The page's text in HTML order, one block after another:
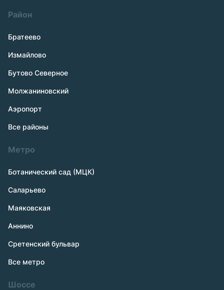
Район
Братеево
Измайлово
Бутово Северное
Молжаниновский
Аэропорт
Все районы
Метро
Ботанический сад (МЦК)
Саларьево
Маяковская
Аннино
Сретенский бульвар
Все метро
Шоссе